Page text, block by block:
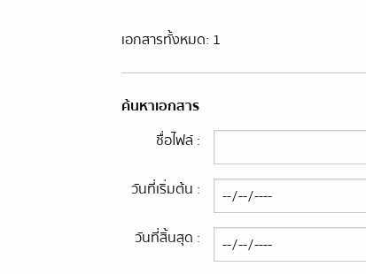
เอกสารทั้งหมด: 1
ค้นหาเอกสาร
ชื่อไฟล์ :
วันที่เริ่มต้น :
วันที่สิ้นสุด :